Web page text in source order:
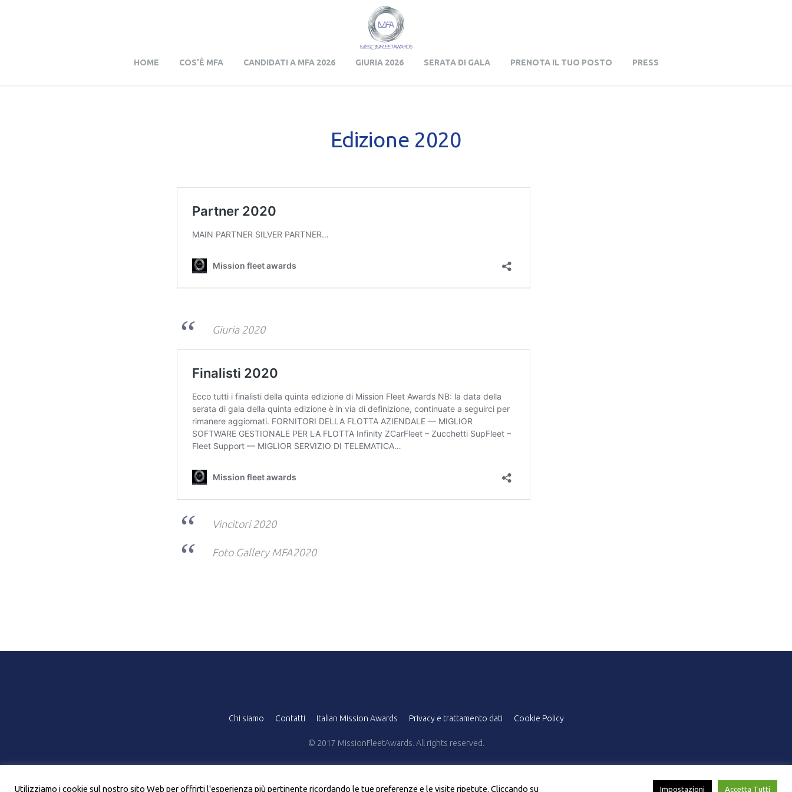
Skip to content
HOME COS’È MFA CANDIDATI A MFA 2026 GIURIA 2026 SERATA DI GALA PRENOTA IL TUO POSTO PRESS
Edizione 2020
Giuria 2020
Vincitori 2020
Foto Gallery MFA2020
Chi siamo Contatti Italian Mission Awards Privacy e trattamento dati Cookie Policy
© 2017 MissionFleetAwards. All rights reserved.
Utilizziamo i cookie sul nostro sito Web per offrirti l'esperienza più pertinente ricordando le tue preferenze e le visite ripetute. Cliccando su Impostazioni Accetta Tutti